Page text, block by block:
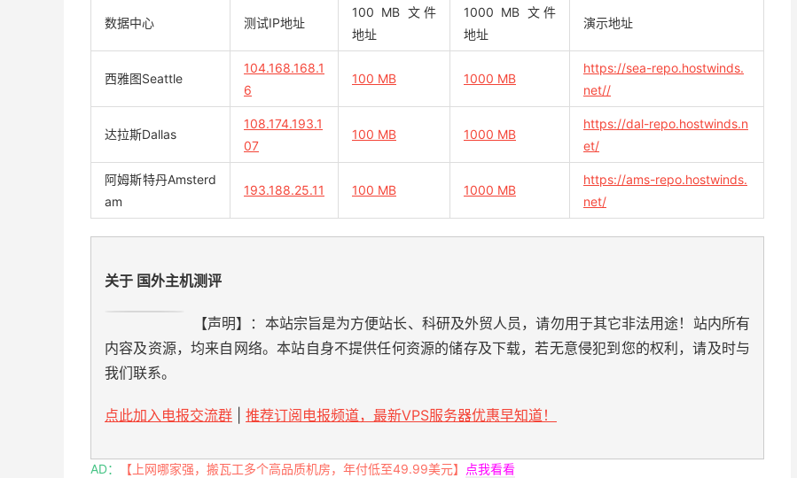
数据中心 测试IP地址
100 MB 文件
地址
1000 MB 文件
地址
演示地址
西雅图Seattle
104.168.168.1
6
100 MB 1000 MB
https://sea-repo.hostwinds.
net//
达拉斯Dallas
108.174.193.1
07
100 MB 1000 MB
https://dal-repo.hostwinds.n
et/
阿姆斯特丹Amsterd
am
193.188.25.11 100 MB 1000 MB
https://ams-repo.hostwinds.
net/
关于 国外主机测评
【声明】：本站宗旨是为方便站长、科研及外贸人员，请勿用于其它非法用途！站内所有
内容及资源，均来自网络。本站自身不提供任何资源的储存及下载，若无意侵犯到您的权利，请及时与
我们联系。
点此加入电报交流群 推荐订阅电报频道，最新VPS服务器优惠早知道！
AD： 【上网哪家强，搬瓦工多个高品质机房，年付低至49.99美元】 点我看看